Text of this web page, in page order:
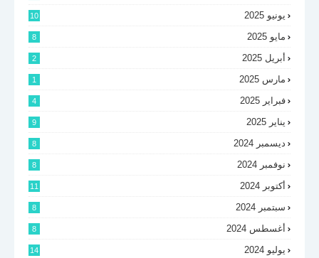
يونيو 2025 10
مايو 2025 8
أبريل 2025 2
مارس 2025 1
فبراير 2025 4
يناير 2025 9
ديسمبر 2024 8
نوفمبر 2024 8
أكتوبر 2024 11
سبتمبر 2024 8
أغسطس 2024 8
يوليو 2024 14